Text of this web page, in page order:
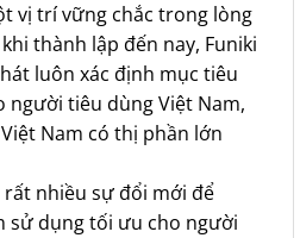
vị trí vững chắc trong lòng
thành lập đến nay, Funiki
luôn xác định mục tiêu
người tiêu dùng Việt Nam,
Nam có thị phần lớn
rất nhiều sự đổi mới để
sử dụng tối ưu cho người